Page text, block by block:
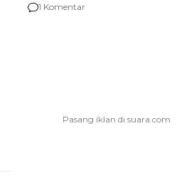
Berencana Pakai Jimat di
1 Komentar